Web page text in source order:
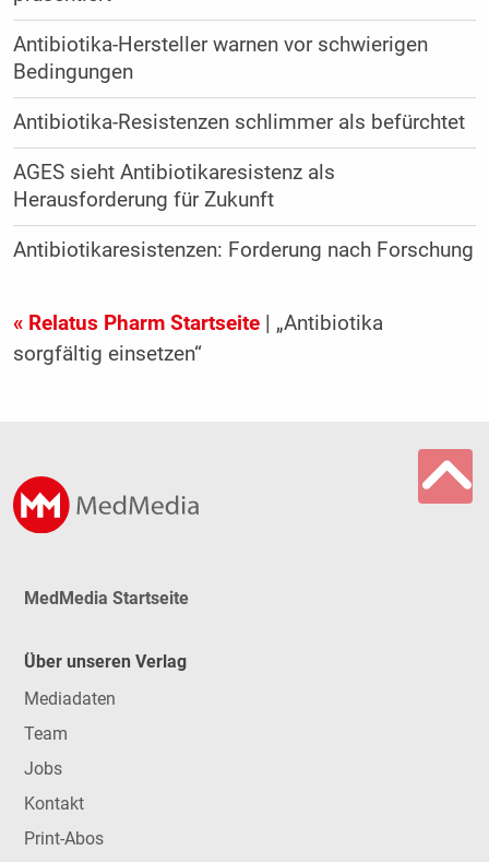
Antibiotika-Hersteller warnen vor schwierigen
Bedingungen
Antibiotika-Resistenzen schlimmer als befürchtet
AGES sieht Antibiotikaresistenz als
Herausforderung für Zukunft
Antibiotikaresistenzen: Forderung nach Forschung
« Relatus Pharm Startseite| „Antibiotika
sorgfältig einsetzen“
MedMedia Startseite
Über unseren Verlag
Mediadaten
Team
Jobs
Kontakt
Print-Abos